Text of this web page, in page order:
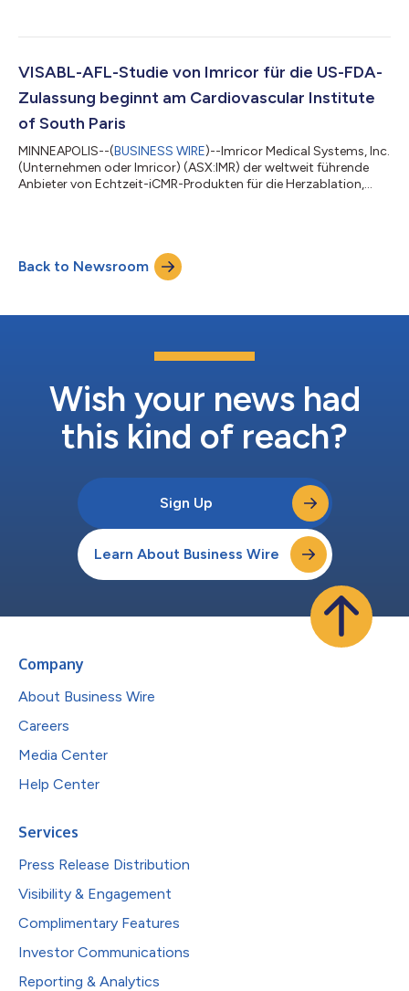
Echtzeit-MRT begonnen hat. Der Eingriff wurde vom Team des
das 2025 vom Magazin Newsweek als bestes Krankenhaus der
VISABL-AFL-Studie von Imricor für die US-FDA-
Zulassung beginnt am Cardiovascular Institute
of South Paris
MINNEAPOLIS--(BUSINESS WIRE)--Imricor Medical Systems, Inc.
(Unternehmen oder Imricor) (ASX:IMR) der weltweit führende
Anbieter von Echtzeit-iCMR-Produkten für die Herzablation,
South Paris (ICPS) (https://icps.fr) begonnen hat. Dr. Laurent
Fiorina, der operierende Elektrophysiologe am ICPS und Prüfarzt
Back to Newsroom
Wish your news had
this kind of reach?
Sign Up
Learn About Business Wire
Company
About Business Wire
Careers
Media Center
Help Center
Services
Press Release Distribution
Visibility & Engagement
Complimentary Features
Investor Communications
Reporting & Analytics